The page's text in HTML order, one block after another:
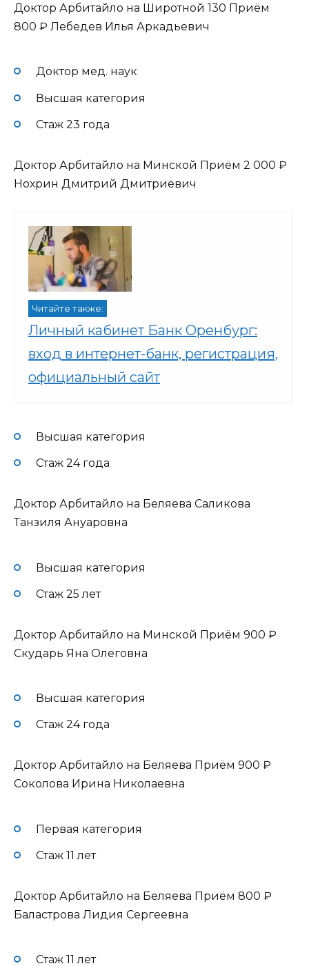
Доктор Арбитайло на Широтной 130 Приём
800 ₽ Лебедев Илья Аркадьевич
Доктор мед. наук
Высшая категория
Стаж 23 года
Доктор Арбитайло на Минской Приём 2 000 ₽
Нохрин Дмитрий Дмитриевич
Читайте также:
Личный кабинет Банк Оренбург:
вход в интернет-банк, регистрация,
официальный сайт
Высшая категория
Стаж 24 года
Доктор Арбитайло на Беляева Саликова
Танзиля Ануаровна
Высшая категория
Стаж 25 лет
Доктор Арбитайло на Минской Приём 900 ₽
Скударь Яна Олеговна
Высшая категория
Стаж 24 года
Доктор Арбитайло на Беляева Приём 900 ₽
Соколова Ирина Николаевна
Первая категория
Стаж 11 лет
Доктор Арбитайло на Беляева Приём 800 ₽
Баластрова Лидия Сергеевна
Стаж 11 лет